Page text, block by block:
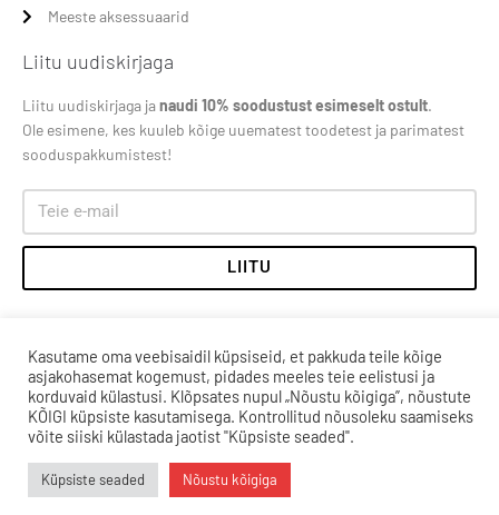
Meeste aksessuaarid
Liitu uudiskirjaga
Liitu uudiskirjaga janaudi 10% soodustust esimeselt ostult.
Ole esimene, kes kuuleb kõige uuematest toodetest ja parimatest
sooduspakkumistest!
LIITU
Kasutame oma veebisaidil küpsiseid, et pakkuda teile kõige
asjakohasemat kogemust, pidades meeles teie eelistusi ja
korduvaid külastusi. Klõpsates nupul „Nõustu kõigiga”, nõustute
KÕIGI küpsiste kasutamisega. Kontrollitud nõusoleku saamiseks
võite siiski külastada jaotist "Küpsiste seaded".
Küpsiste seaded Nõustu kõigiga